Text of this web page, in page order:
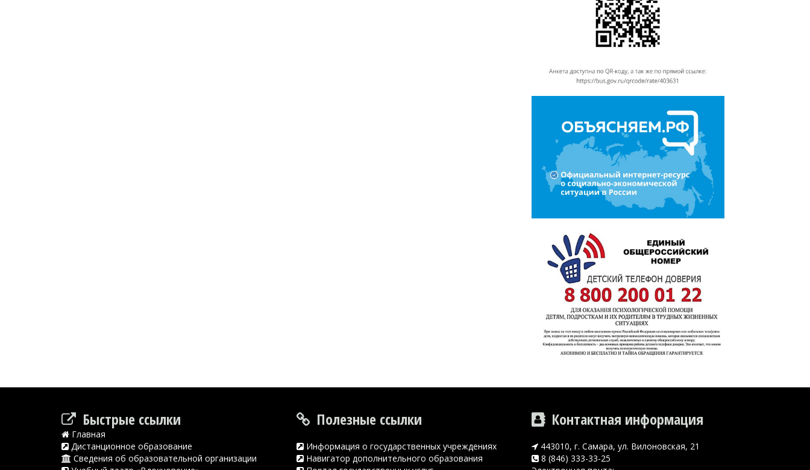
Быстрые ссылки
Главная
Дистанционное образование
Сведения об образовательной организации
Полезные ссылки
Информация о государственных учреждениях
Навигатор дополнительного образования
Контактная информация
443010, г. Самара, ул. Вилоновская, 21
8 (846) 333-33-25